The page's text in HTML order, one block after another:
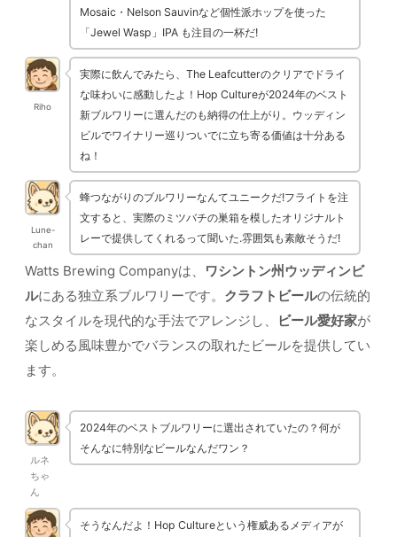
Mosaic・Nelson Sauvinなど個性派ホップを使った
「Jewel Wasp」IPA も注目の一杯だ!
Riho
実際に飲んでみたら、The Leafcutterのクリアでドライ
な味わいに感動したよ！Hop Cultureが2024年のベスト
新ブルワリーに選んだのも納得の仕上がり。ウッディン
ビルでワイナリー巡りついでに立ち寄る価値は十分ある
ね！
Lune-
chan
蜂つながりのブルワリーなんてユニークだ!フライトを注
文すると、実際のミツバチの巣箱を模したオリジナルト
レーで提供してくれるって聞いた.雰囲気も素敵そうだ!
Watts Brewing Companyは、
ワシントン州ウッディンビ
ルにある独立系ブルワリーです。 クラフトビールの伝統的
なスタイルを現代的な手法でアレンジし、
ビール愛好家が
楽しめる風味豊かでバランスの取れたビールを提供してい
ます。
ルネ
ちゃ
ん
2024年のベストブルワリーに選出されていたの？何が
そんなに特別なビールなんだワン？
そうなんだよ！Hop Cultureという権威あるメディアが